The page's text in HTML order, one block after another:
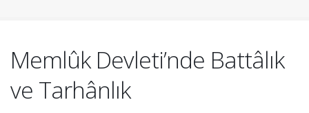
Memlûk Devleti’nde Battâlık
ve Tarhânlık